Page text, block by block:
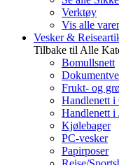
Verktøy
Vis alle
Vesker &
Tilbake til Alle
Bomullsnett
Frukt- og
Handlenett i
Handlenett i
Kjølebager
PC-vesker
Papirposer